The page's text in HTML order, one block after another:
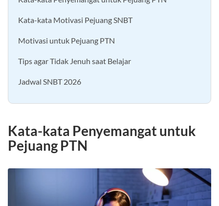
Kata-kata Motivasi Pejuang SNBT
Motivasi untuk Pejuang PTN
Tips agar Tidak Jenuh saat Belajar
Jadwal SNBT 2026
Kata-kata Penyemangat untuk
Pejuang PTN